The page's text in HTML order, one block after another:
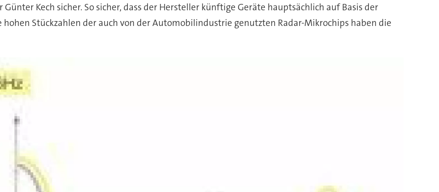
Kech sicher. So sicher, dass der Hersteller künftige Geräte hauptsächlich auf Basis der
Stückzahlen der auch von der Automobilindustrie genutzten Radar-Mikrochips haben die